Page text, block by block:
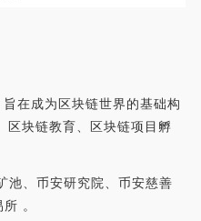
在成为区块链世界的基础构
区块链教育、区块链项目孵
、币安研究院、币安慈善
。